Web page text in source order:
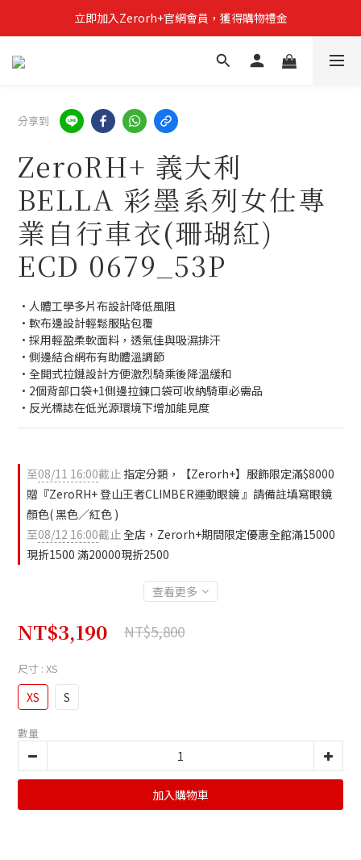
立即加入Zerorh+官網會員，獲得購物禮金
立即加入Zerorh+官網會員，獲得購物禮金
Zerorh+期間限定優惠全館滿15000折1500滿20000折2500
分享到
ZeroRH+ 義大利
BELLA 彩墨系列女仕專
業自行車衣(珊瑚紅)
ECD 0679_53P
•人體工學多片布設計降低風阻
•軟布邊設計輕鬆服貼包覆
•採用輕盈柔軟面料，透氣佳與吸濕排汗
•側邊結合網布有助體溫調節
•全開式拉鏈設計方便激烈騎乘後降溫緩和
•2個背部口袋+1側邊拉鍊口袋可收納騎車必需品
•反光標誌在低光源環境下增加能見度
至08/11 16:00截止 指定分類，【Zerorh+】服飾限定滿$8000
贈『ZeroRH+ 登山王者CLIMBER運動眼鏡 』請備註填寫眼鏡
顏色( 黑色／紅色 )
至08/12 16:00截止全店，Zerorh+期間限定優惠全館滿15000
現折1500 滿20000現折2500
查看更多
NT$3,190 NT$5,800
尺寸 : XS
XS S
數量
加入購物車